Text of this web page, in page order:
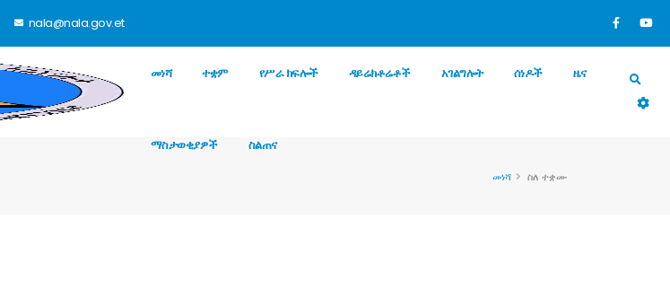
nala@nala.gov.et
መነሻ ተቋም የሥራ ክፍሎች ዳይሬክቶሬቶች አገልግሎት ሰነዶች ዜና
ማስታወቂያዎች ስልጠና
መነሻ ስለ ተቋሙ